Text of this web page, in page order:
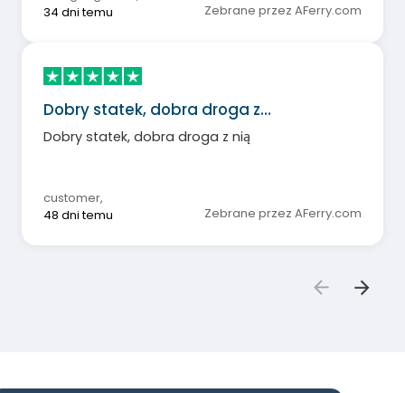
34 dni temu
Zebrane przez AFerry.com
Dobry statek, dobra droga z…
Dobry statek, dobra droga z nią
customer,
48 dni temu
Zebrane przez AFerry.com